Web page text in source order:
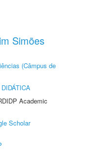
Simões
(Câmpus de
Academic
Scholar